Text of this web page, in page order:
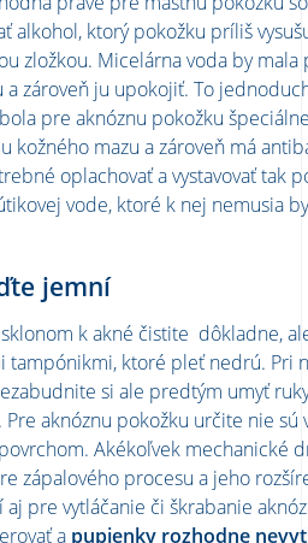
alkohol, ktorý pokožku príliš
zložkou. Micelárna voda by
zároveň ju upokojiť. To
pre aknóznu pokožku
kožného mazu a zároveň má
oplachovať a vystavovať tak
vode, ktoré k nej nemusia
jemní
k ​​akné čistite dôkladne,
tampónikmi, ktoré pleť nedrú. Pri
si ale predtým umyť
Pre aknóznu pokožku určite nie
Akékoľvek mechanické
zápalového procesu a jeho
pre vytláčanie či škrabanie
a pupienky rozhodne